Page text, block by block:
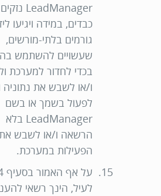
LeadManager נזקים
כבדים, במידה ויגיעו
גורמים בלתי-מורשים,
שעשויים להשתמש
בכדי לחדור למערכת
ו/או לשבש את נתוניה
לפעול בשמך או בשם
LeadManager בלא
הרשאה ו/או לשבש
הפעילות במערכת.
על
לעיל, הינך רשאי